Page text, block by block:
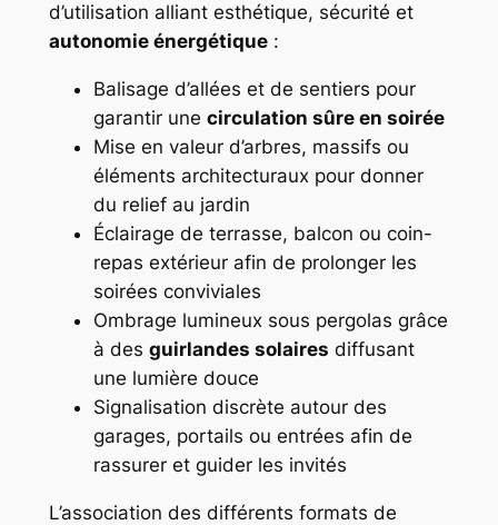
d’utilisation alliant esthétique, sécurité et
autonomie énergétique:
Balisage d’allées et de sentiers pour
garantir une circulation sûre en soirée
Mise en valeur d’arbres, massifs ou
éléments architecturaux pour donner
du relief au jardin
Éclairage de terrasse, balcon ou coin-
repas extérieur afin de prolonger les
soirées conviviales
Ombrage lumineux sous pergolas grâce
à des guirlandes solaires diffusant
une lumière douce
Signalisation discrète autour des
garages, portails ou entrées afin de
rassurer et guider les invités
L’association des différents formats de